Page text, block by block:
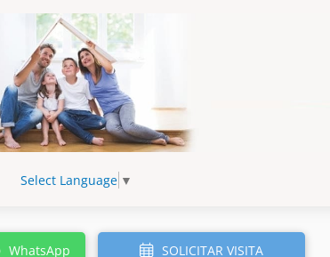
Select Language ▼
WhatsApp SOLICITAR VISITA